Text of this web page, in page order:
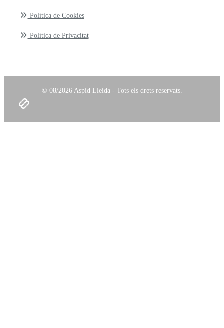
Política de Cookies
Política de Privacitat
© 08/2026 Aspid Lleida - Tots els drets reservats.